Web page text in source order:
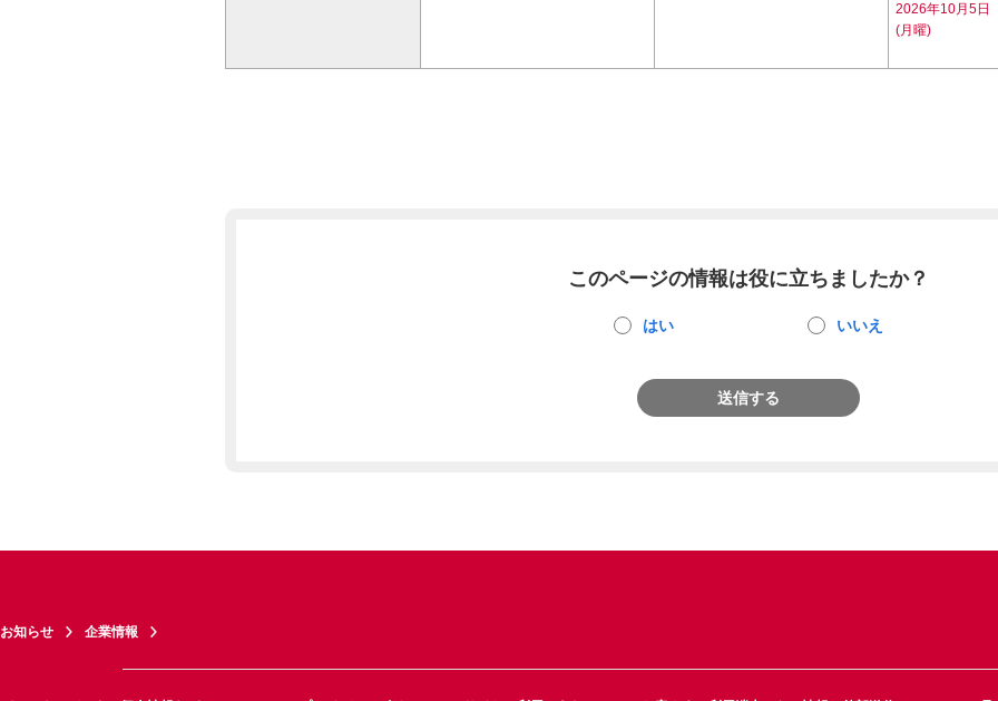
2026年10月5日
(月曜)
このページの情報は役に立ちましたか？
はい いいえ
送信する
お知らせ 企業情報